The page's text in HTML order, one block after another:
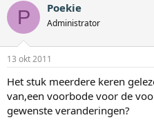
P Poekie
Administrator
13 okt 2011
Het stuk meerdere keren
van,een voorbode voor de
gewenste veranderingen?